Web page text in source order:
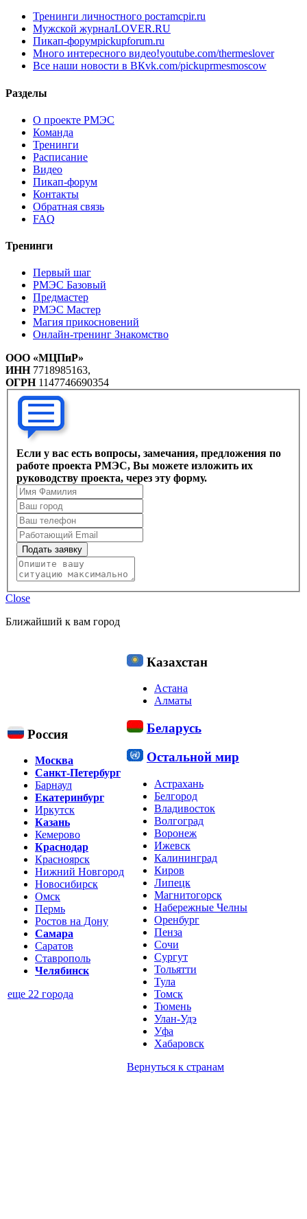
Тренинги личностного ростаmcpir.ru
Мужской журналLOVER.RU
Пикап-форумpickupforum.ru
Много интересного видео!youtube.com/thermeslover
Все наши новости в ВКvk.com/pickuprmesmoscow
Разделы
О проекте РМЭС
Команда
Тренинги
Расписание
Видео
Пикап-форум
Контакты
Обратная связь
FAQ
Тренинги
Первый шаг
РМЭС Базовый
Предмастер
РМЭС Мастер
Магия прикосновений
Онлайн-тренинг Знакомство
ООО «МЦПиР»
ИНН7718985163,
ОГРН1147746690354
Если у вас есть вопросы, замечания, предложения по
работе проекта РМЭС, Вы можете изложить их
руководству проекта, через эту форму.
Подать заявку
Close
Ближайший к вам город
Россия
Москва
Санкт-Петербург
Барнаул
Екатеринбург
Иркутск
Казань
Кемерово
Краснодар
Красноярск
Нижний Новгород
Новосибирск
Омск
Пермь
Ростов на Дону
Самара
Саратов
Ставрополь
Челябинск
еще 22 города
Казахстан
Астана
Алматы
Беларусь
Остальной мир
Астрахань
Белгород
Владивосток
Волгоград
Воронеж
Ижевск
Калининград
Киров
Липецк
Магнитогорск
Набережные Челны
Оренбург
Пенза
Сочи
Сургут
Тольятти
Тула
Томск
Тюмень
Улан-Удэ
Уфа
Хабаровск
Вернуться к странам